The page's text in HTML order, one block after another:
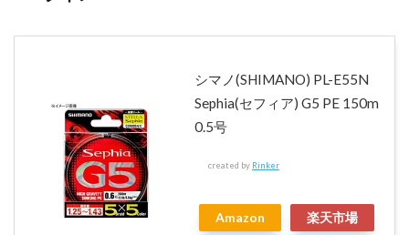
シマノ(SHIMANO) PL-E55N
Sephia(セフィア) G5 PE 150m
0.5号
created by Rinker
Amazon
楽天市場